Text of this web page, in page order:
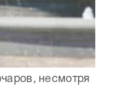
несмотря